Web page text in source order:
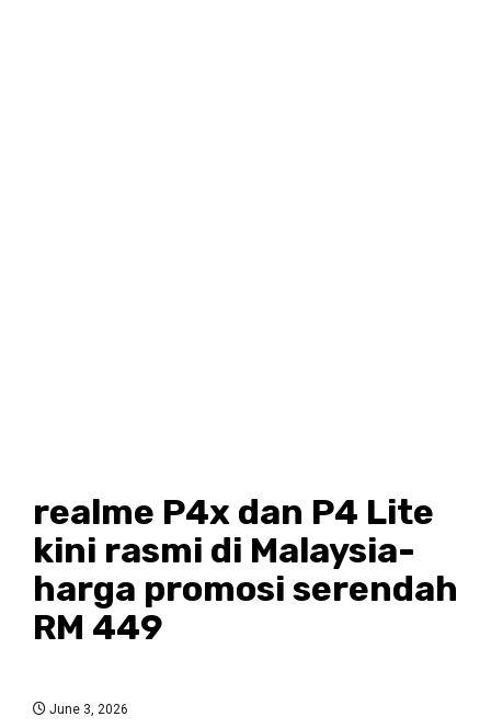
realme P4x dan P4 Lite
kini rasmi di Malaysia-
harga promosi serendah
RM 449
June 3, 2026